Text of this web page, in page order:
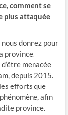
comment se
plus attaquée
donnez pour
province,
menacée
depuis 2015.
efforts que
afin
province.